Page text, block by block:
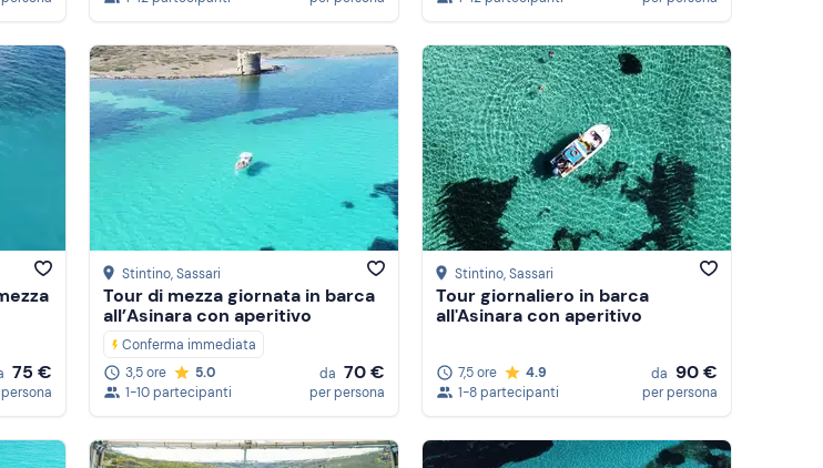
75 €
Stintino, Sassari
Tour di mezza giornata in barca
all’Asinara con aperitivo
Conferma immediata
3,5 ore
5.0
1-10 partecipanti
da 70 €
per persona
Stintino, Sassari
Tour giornaliero in barca
all'Asinara con aperitivo
7,5 ore
4.9
1-8 partecipanti
da 90 €
per persona